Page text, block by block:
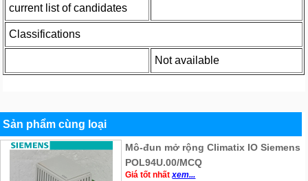
current list of candidates
Classifications
Not available
Sản phẩm cùng loại
Mô-đun mở rộng Climatix IO Siemens
POL94U.00/MCQ
Giá tốt nhấtxem...